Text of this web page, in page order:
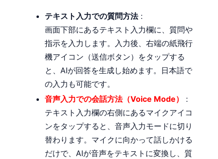
テキスト入力での質問方法:
画面下部にあるテキスト入力欄に、質問や
指示を入力します。入力後、右端の紙飛行
機アイコン（送信ボタン）をタップする
と、AIが回答を生成し始めます。日本語で
の入力も可能です。
音声入力での会話方法（Voice Mode）
:
テキスト入力欄の右側にあるマイクアイコ
ンをタップすると、音声入力モードに切り
替わります。マイクに向かって話しかける
だけで、AIが音声をテキストに変換し、質